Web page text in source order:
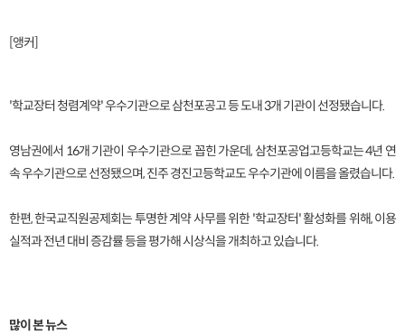
[앵커]
'학교장터 청렴계약' 우수기관으로 삼천포공고 등 도내 3개 기관이 선정됐습니다.
영남권에서 16개 기관이 우수기관으로 꼽힌 가운데, 삼천포공업고등학교는 4년 연
속 우수기관으로 선정됐으며, 진주 경진고등학교도 우수기관에 이름을 올렸습니다.
한편, 한국교직원공제회는 투명한 계약 사무를 위한 '학교장터' 활성화를 위해, 이용
실적과 전년 대비 증감률 등을 평가해 시상식을 개최하고 있습니다.
많이 본 뉴스